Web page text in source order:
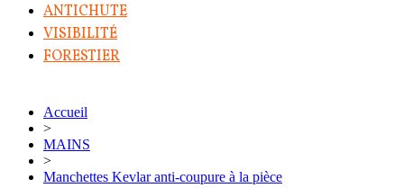
ANTICHUTE
VISIBILITÉ
FORESTIER
Accueil
>
MAINS
>
Manchettes Kevlar anti-coupure à la pièce